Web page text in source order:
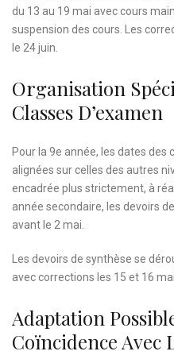
du 13 au 19 mai avec cours
suspension des cours. Les
le 24 juin.
Organisation
Classes D’examen
Pour la 9e année, les dates
alignées sur celles des autres
encadrée plus strictement, à
année secondaire, les devoirs
avant le 2 mai.
Les devoirs de synthèse se
avec corrections les 15 et 16 mai.
Adaptation
Coïncidence Avec